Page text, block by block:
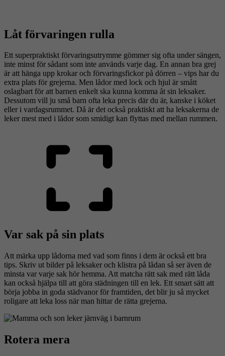
Låt förvaringen rulla
Ett superpraktiskt förvaringsutrymme gömmer sig ofta under sängen,
inte minst för sådant som inte används varje dag. En annan bra grej
är att hänga upp krokar och förvaringsfickor på dörren – vips har du
extra plats för grejerna. Men lådor med lock och hjul är smått
oslagbart för att barnen enkelt ska kunna komma åt sin leksaker.
Dessutom vill ju små barn ofta leka precis där du är, kanske i köket
eller i vardagsrummet. Då är det också praktiskt att ha leksakerna de
leker mest med i lådor som smidigt kan flyttas med mellan rummen.
Var sak på sin plats
Att märka upp lådorna med vad som finns i dem är också ett bra
tips. Skriv ut bilder på leksaker och klistra på lådan så ser även de
minsta var varje sak hör hemma. Att matcha rätt sak med rätt låda
kan också hjälpa till att göra städningen till en lek. Ett smart sätt att
börja jobba in goda städvanor för framtiden, det blir ju så mycket
roligare att leka loss när man hittar de rätta grejerna.
Rotera mera